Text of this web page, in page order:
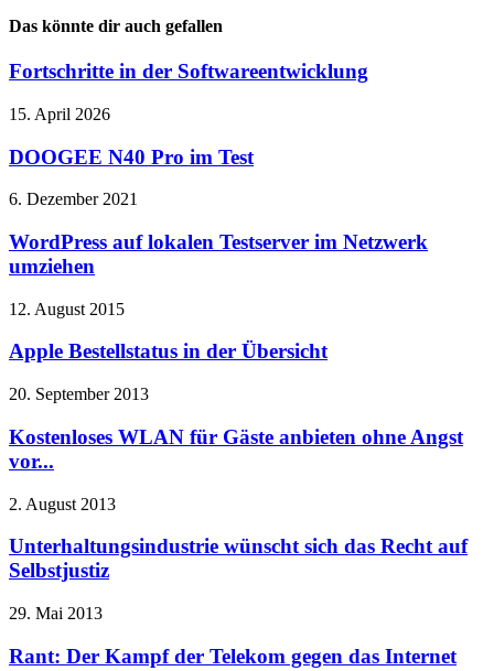
Das könnte dir auch gefallen
Fortschritte in der Softwareentwicklung
15. April 2026
DOOGEE N40 Pro im Test
6. Dezember 2021
WordPress auf lokalen Testserver im Netzwerk
umziehen
12. August 2015
Apple Bestellstatus in der Übersicht
20. September 2013
Kostenloses WLAN für Gäste anbieten ohne Angst
vor...
2. August 2013
Unterhaltungsindustrie wünscht sich das Recht auf
Selbstjustiz
29. Mai 2013
Rant: Der Kampf der Telekom gegen das Internet